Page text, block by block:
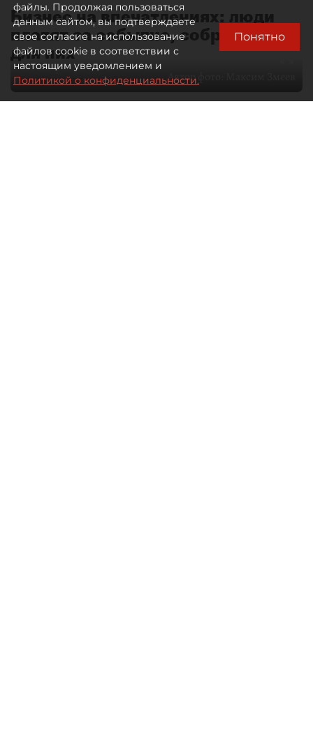
Бизнес на впечатлениях: люди
платят за событие, собранное
для них
Автор фото:
файлы. Продолжая пользоваться
данным сайтом, вы подтверждаете
свое согласие на использование
файлов cookie в соответствии с
настоящим уведомлением и
Политикой о конфиденциальности.
Понятно